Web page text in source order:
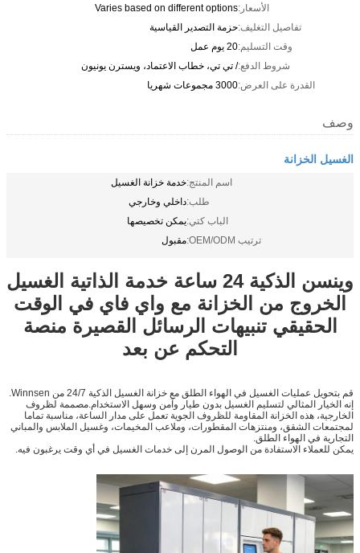
الأسعار:Varies based on different options
تفاصيل التغليف:حزمة التصدير القياسية
وقت التسليم:20 يوم عمل
شروط الدفع:/ تي تي، خطاب الاعتماد، ويسترن يونيون
القدرة على العرض:3000 مجموعات شهريا
وصف
الغسيل الخزانة
اسم المنتج:خدمة خزانة الغسيل
طلب:داخلي وخارجي
الباب كتي:يمكن تخصيصها
ترتيب OEM/ODM:
مقبول
وينسن الذكية 24 ساعة خدمة الذاتية الغسيل
الخروج من الخزانة مع واي فاي في الوقت
الحقيقي تنبيهات الرسائل القصيرة منصة
التحكم عن بعد
قم بتحويل عمليات الغسيل في الهواء الطلق مع خزانة الغسيل الذكية 24/7 من Winnsen.
إنه الخيار المثالي لتسليم الغسيل بدون طيار وآمن وسهل الاستخدام.مصممة لظروف
الخارجية، هذه الخزانة المقاومة للظروف الجوية تعمل على مدار الساعة، مناسبة تماما
لمجتمعات الشقق، ومنتزهات المقطورات، وملاعب المخيمات، وغسيل الملابس والمباني
التجارية في الهواء الطلق.
يمكن للعملاء الاستفادة من الوصول المرن إلى خدمات الغسيل في أي وقت يرغبون فيه.